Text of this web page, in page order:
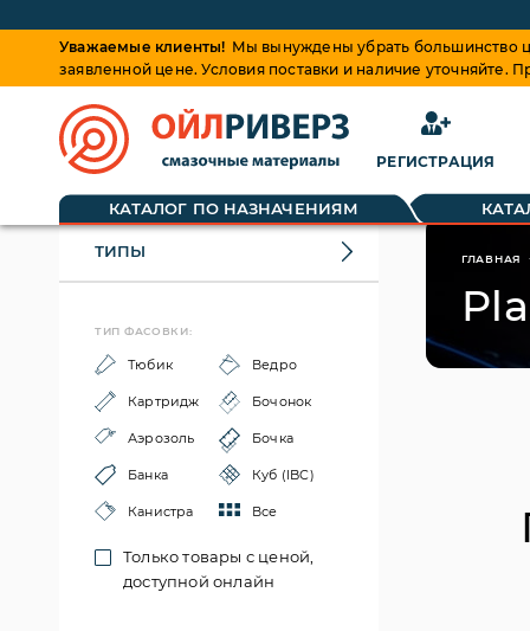
Уважаемые клиенты! Мы вынуждены убрать большинство
заявленной цене. Условия поставки и наличие
РЕГИСТРАЦИЯ
КАТАЛОГ ПО НАЗНАЧЕНИЯМ
ТИПЫ
ТИП ФАСОВКИ:
Тюбик Ведро
Картридж Бочонок
Аэрозоль Бочка
Банка Куб (IBC)
Канистра Все
Только товары с ценой,
доступной онлайн
ГЛАВНАЯ